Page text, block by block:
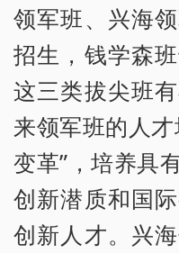
领军班、兴海
招生，钱学森
这三类拔尖班
来领军班的人
变革”，培养具
创新潜质和国
创新人才。兴